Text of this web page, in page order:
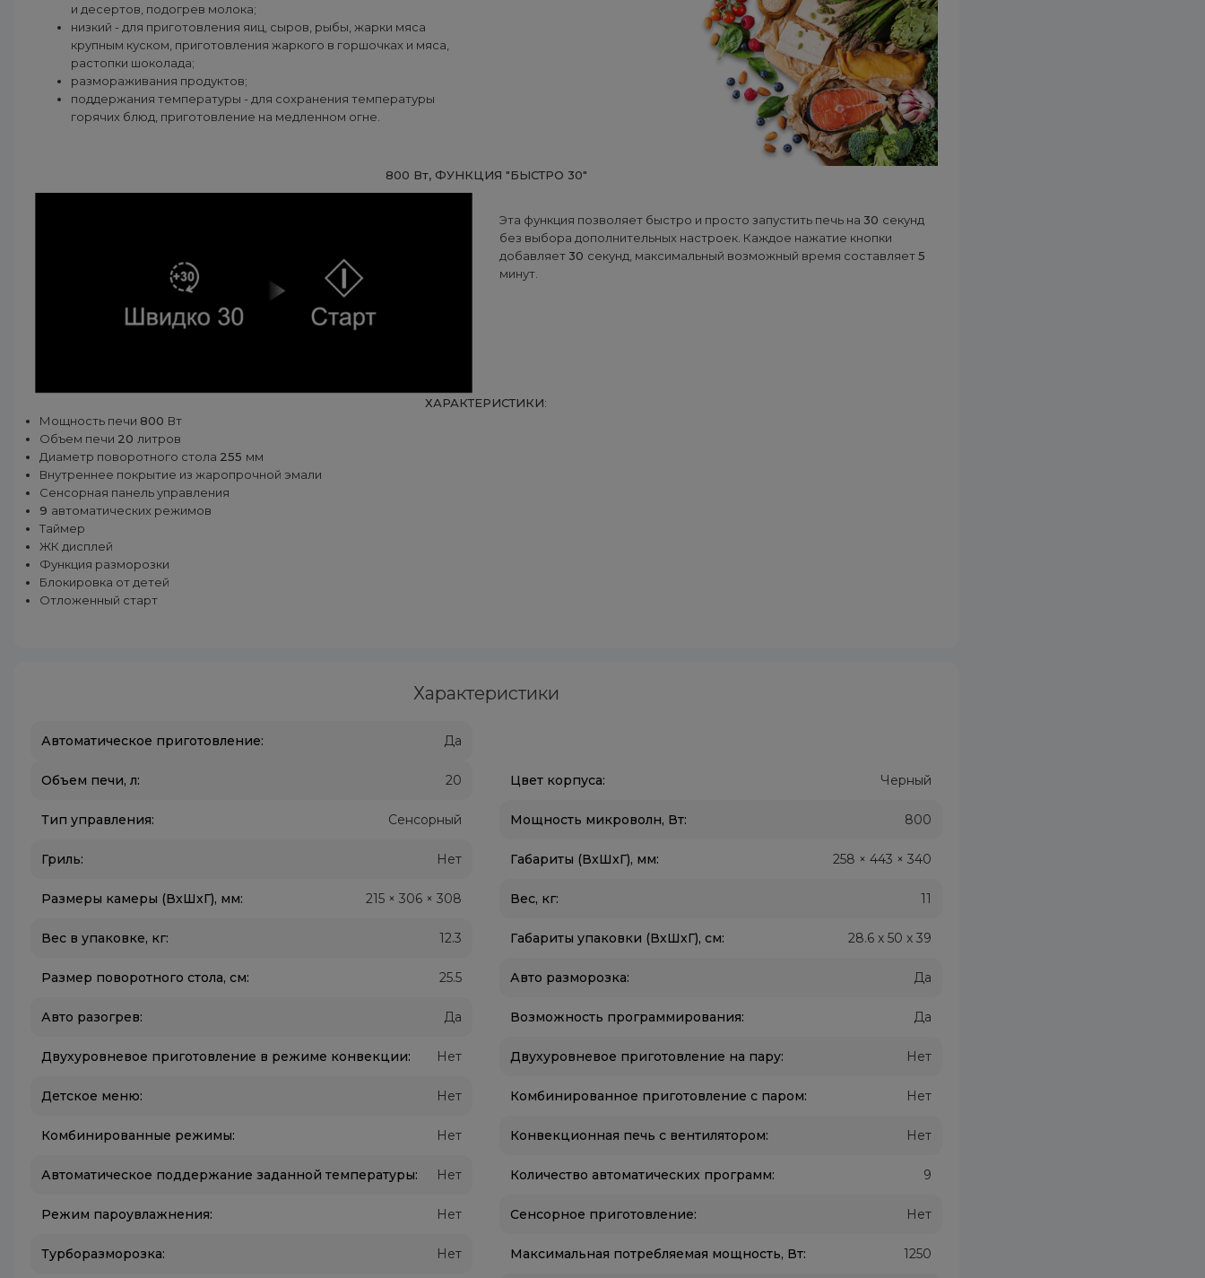
и десертов, подогрев молока;
низкий - для приготовления яиц, сыров, рыбы, жарки мяса
крупным куском, приготовления жаркого в горшочках и мяса,
растопки шоколада;
размораживания продуктов;
поддержания температуры - для сохранения температуры
горячих блюд, приготовление на медленном огне.
800 Вт, ФУНКЦИЯ "БЫСТРО 30"
Эта функция позволяет быстро и просто запустить печь на 30 секунд
без выбора дополнительных настроек. Каждое нажатие кнопки
добавляет 30 секунд, максимальный возможный время составляет5
минут.
ХАРАКТЕРИСТИКИ:
Мощность печи 800 Вт
Объем печи 20 литров
Диаметр поворотного стола 255 мм
Внутреннее покрытие из жаропрочной эмали
Сенсорная панель управления
9 автоматических режимов
Таймер
ЖК дисплей
Функция разморозки
Блокировка от детей
Отложенный старт
Характеристики
Автоматическое приготовление: Да
Объем печи, л: 20 Цвет корпуса: Черный
Тип управления: Сенсорный Мощность микроволн, Вт: 800
Гриль: Нет Габариты (ВxШxГ), мм: 258 × 443 × 340
Размеры камеры (ВxШхГ), мм: 215 × 306 × 308 Вес, кг: 11
Вес в упаковке, кг: 12.3 Габариты упаковки (ВхШхГ), см: 28.6 х 50 х 39
Размер поворотного стола, см: 25.5 Авто разморозка: Да
Авто разогрев: Да Возможность программирования: Да
Двухуровневое приготовление в режиме конвекции: Нет Двухуровневое приготовление на пару: Нет
Детское меню: Нет Комбинированное приготовление с паром: Нет
Комбинированные режимы: Нет Конвекционная печь с вентилятором: Нет
Автоматическое поддержание заданной температуры: Нет Количество автоматических программ: 9
Режим пароувлажнения: Нет Сенсорное приготовление: Нет
Турборазморозка: Нет Максимальная потребляемая мощность, Вт: 1250